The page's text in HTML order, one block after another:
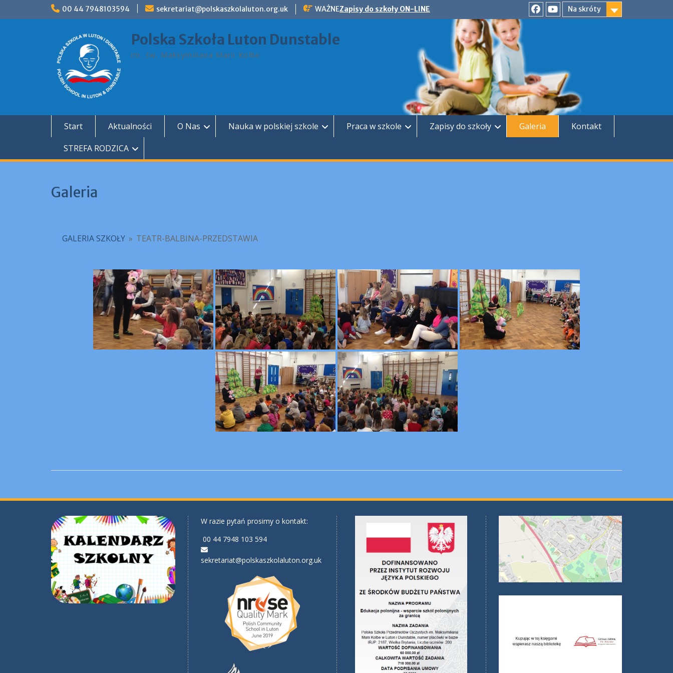
00 44 7948103594 sekretariat@polskaszkolaluton.org.uk WAŻNEZapisy do szkoły ON-LINE
Na skróty
FacebookYouTube
Polska Szkoła Luton Dunstable
im. św. Maksymiliana Marii Kolbe
Start Aktualności O Nas Nauka w polskiej szkole Praca w szkole Zapisy do szkoły Galeria
Kontakt
STREFA RODZICA
Galeria
GALERIA SZKOŁY » TEATR-BALBINA-PRZEDSTAWIA
W razie pytań prosimy o kontakt:
00 44 7948 103 594
sekretariat@polskaszkolaluton.org.uk